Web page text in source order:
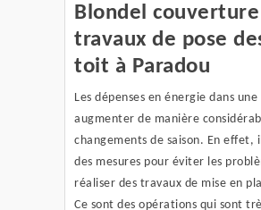
Blondel
travaux de pose
toit à Paradou
Les dépenses en énergie dans
augmenter de manière
changements de saison. En effet,
des mesures pour éviter les
réaliser des travaux de mise en
Ce sont des opérations qui sont